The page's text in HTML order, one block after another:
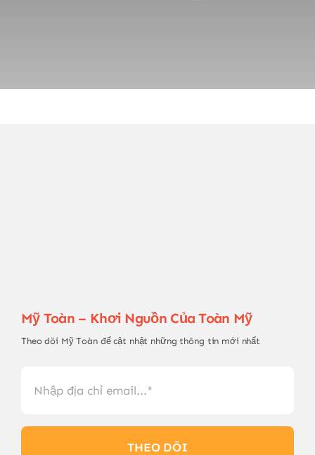
Mỹ Toàn – Khơi Nguồn Của Toàn Mỹ
Theo dõi Mỹ Toàn để cật nhật những thông tin mới nhất
THEO DÕI